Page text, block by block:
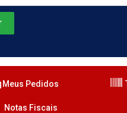
Meus Pedidos
Notas Fiscais